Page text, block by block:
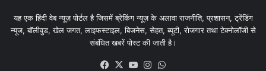
यह एक हिंदी वेब न्यूज़ पोर्टल है जिसमें ब्रेकिंग न्यूज़ के अलावा राजनीति, प्रशासन, ट्रेंडिंग
न्यूज, बॉलीवुड, खेल जगत, लाइफस्टाइल, बिजनेस, सेहत, ब्यूटी, रोजगार तथा टेक्नोलॉजी से
संबंधित खबरें पोस्ट की जाती है।
Facebook
X YouTubeInstagram